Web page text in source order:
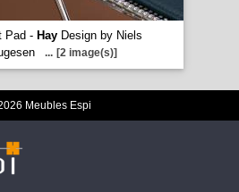
Pad - HayDesign by Niels
... [2 image(s)]
Meubles Espi